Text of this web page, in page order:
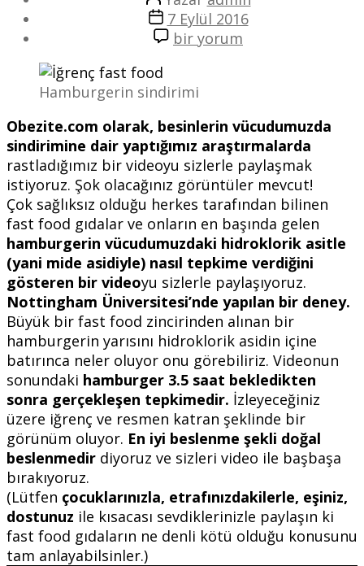
yazarı
Yazı
tarihi
7 Eylül 2016
Hamburgere
Oluyor?
(Kesinlikle
İzleyin!)
için
bir yorum
Hamburgerin sindirimi
Obezite.com olarak, besinlerin vücudumuzda
sindirimine dair yaptığımız araştırmalarda
rastladığımız bir videoyu sizlerle paylaşmak
istiyoruz. Şok olacağınız görüntüler mevcut!
Çok sağlıksız olduğu herkes tarafından bilinen
fast food gıdalar ve onların en başında gelen
hamburgerin vücudumuzdaki hidroklorik asitle
(yani mide asidiyle) nasıl tepkime verdiğini
gösteren bir videoyu sizlerle paylaşıyoruz.
Nottingham Üniversitesi’nde yapılan bir deney.
Büyük bir fast food zincirinden alınan bir
hamburgerin yarısını hidroklorik asidin içine
batırınca neler oluyor onu görebiliriz. Videonun
sonundaki hamburger 3.5 saat bekledikten
sonra gerçekleşen tepkimedir. İzleyeceğiniz
üzere iğrenç ve resmen katran şeklinde bir
görünüm oluyor. En iyi beslenme şekli doğal
beslenmedir diyoruz ve sizleri video ile başbaşa
bırakıyoruz.
(Lütfen çocuklarınızla, etrafınızdakilerle, eşiniz,
dostunuz ile kısacası sevdiklerinizle paylaşın ki
fast food gıdaların ne denli kötü olduğu konusunu
tam anlayabilsinler.)